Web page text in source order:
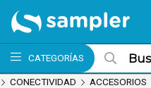
Enviar a email
CATEGORÍAS
MI
CONECTIVIDAD ACCESORIOS